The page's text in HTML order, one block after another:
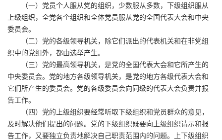
（一）党员个人服从党的组织，少数服从多数，下级组织服从
上级组织，全党各个组织和全体党员服从党的全国代表大会和中央
委员会。
（二）党的各级领导机关，除它们派出的代表机关和在非党组
织中的党组外，都由选举产生。
（三）党的最高领导机关，是党的全国代表大会和它所产生的
中央委员会。党的地方各级领导机关，是党的地方各级代表大会和
它们所产生的委员会。党的各级委员会向同级的代表大会负责并报
告工作。
（四）党的上级组织要经常听取下级组织和党员群众的意见，
及时解决他们提出的问题。党的下级组织既要向上级组织请示和报
告工作，又要独立负责地解决自己职责范围内的问题。上下级组织